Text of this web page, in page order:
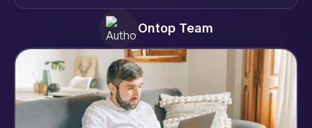
Ontop Team